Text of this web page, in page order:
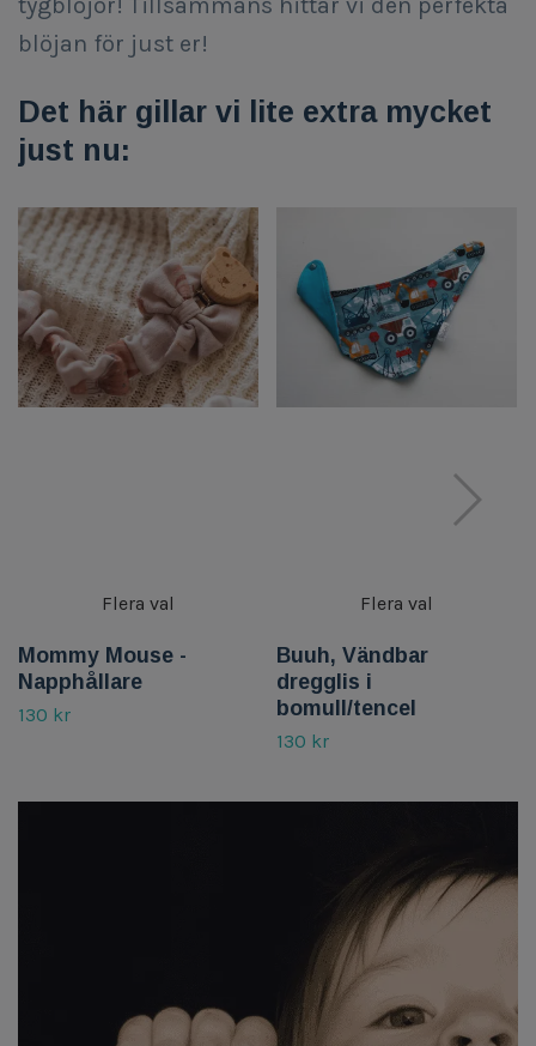
blöjan för just er!
Det här gillar vi lite extra mycket
just nu:
Flera val
Mommy Mouse -
Napphållare
130 kr
Flera val
Buuh, Vändbar
dregglis i
bomull/tencel
130 kr